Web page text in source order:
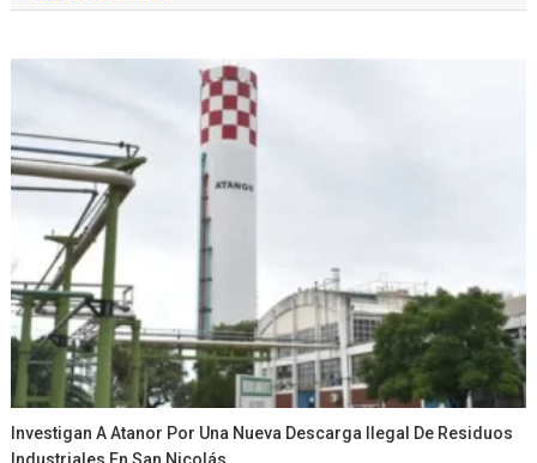
Investigan A Atanor Por Una Nueva Descarga Ilegal De Residuos
Industriales En San Nicolás